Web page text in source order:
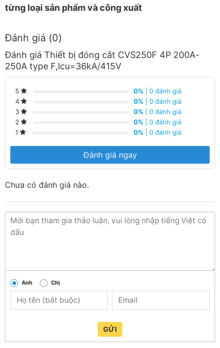
từng loại sản phẩm và công xuất
Đánh giá (0)
Đánh giá Thiết bị đóng cắt CVS250F 4P 200A-
250A type F,lcu=36kA/415V
5 0% | 0 đánh giá
4
0% | 0 đánh giá
3
0% | 0 đánh giá
2
0% | 0 đánh giá
1
0% | 0 đánh giá
Đánh giá ngay
Chưa có đánh giá nào.
Anh Chị
GỬI